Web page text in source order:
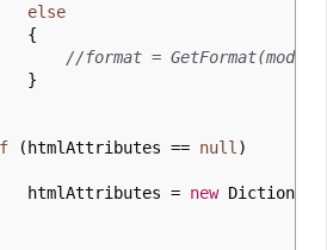
else
{
//format =
}
( htmlAttributes == null )
= newDictionary